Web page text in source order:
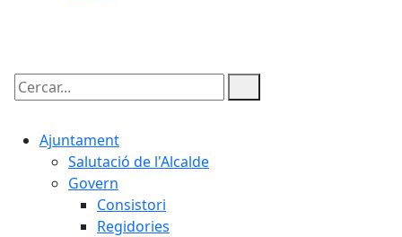
Cercar:
Ajuntament
Salutació de l'Alcalde
Govern
Consistori
Regidories